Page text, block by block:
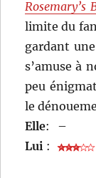
Rosemary’s
limite du
gardant
s’amuse à
peu
le
Elle:
–
Lui :